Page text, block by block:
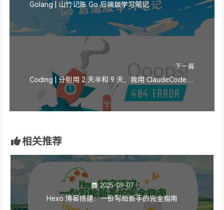
Golang | 山竹记账 Go 后端版学习笔记
下一篇
Coding | 分别用 2 天半和 9 天，我用 ClaudeCode 写出了自己的影视站和音乐站
相关推荐
2025-09-07
Hexo 博客搭建：一份写给新手的完全指南